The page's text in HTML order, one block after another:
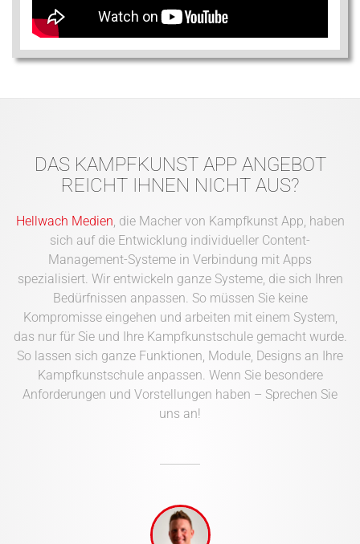
DAS KAMPFKUNST APP ANGEBOT
REICHT IHNEN NICHT AUS?
Hellwach Medien, die Macher von Kampfkunst App, haben
sich auf die Entwicklung individueller Content-
Management-Systeme in Verbindung mit Apps
spezialisiert. Wir entwickeln ganze Systeme, die sich Ihren
Bedürfnissen anpassen. So müssen Sie keine
Kompromisse eingehen und arbeiten mit einem System,
das nur für Sie und Ihre Kampfkunstschule gemacht wurde.
So lassen sich ganze Funktionen, Module, Designs an Ihre
Kampfkunstschule anpassen. Wenn Sie besondere
Anforderungen und Vorstellungen haben – Sprechen Sie
uns an!